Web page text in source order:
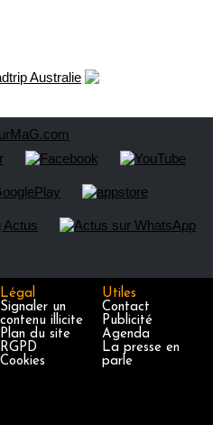
Légal
Signaler un
contenu illicite
Plan du site
RGPD
Cookies
Utiles
Contact
Publicité
Agenda
La presse en
parle